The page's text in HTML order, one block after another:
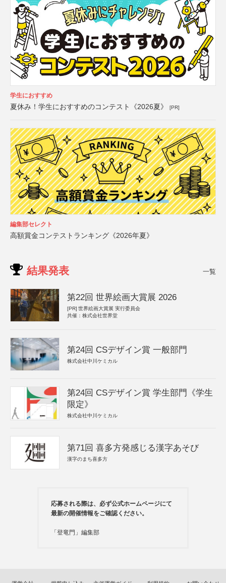
学生におすすめ
夏休み！学生におすすめのコンテスト《2026夏》 [PR]
編集部セレクト
高額賞金コンテストランキング《2026年夏》
結果発表 一覧
第22回 世界絵画大賞展 2026
[PR] 世界絵画大賞展 実行委員会
共催：株式会社世界堂
第24回 CSデザイン賞 一般部門
株式会社中川ケミカル
第24回 CSデザイン賞 学生部門《学生
限定》
株式会社中川ケミカル
第71回 喜多方発感じる漢字あそび
漢字のまち喜多方
応募される際は、必ず公式ホームページにて
最新の開催情報をご確認ください。
「登竜門」編集部